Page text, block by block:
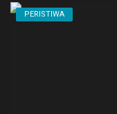
PERISTIWA